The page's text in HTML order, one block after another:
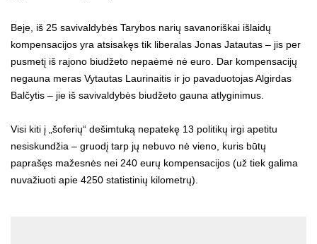
Beje, iš 25 savivaldybės Tarybos narių savanoriškai išlaidų
kompensacijos yra atsisakęs tik liberalas Jonas Jatautas – jis per
pusmetį iš rajono biudžeto nepaėmė nė euro. Dar kompensacijų
negauna meras Vytautas Laurinaitis ir jo pavaduotojas Algirdas
Balčytis – jie iš savivaldybės biudžeto gauna atlyginimus.
Visi kiti į „šoferių“ dešimtuką nepatekę 13 politikų irgi apetitu
nesiskundžia – gruodį tarp jų nebuvo nė vieno, kuris būtų
paprašęs mažesnės nei 240 eurų kompensacijos (už tiek galima
nuvažiuoti apie 4250 statistinių kilometrų).